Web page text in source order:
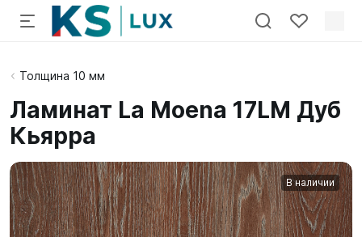
Толщина 10 мм
Ламинат La Moena 17LM Дуб
Кьярра
В наличии